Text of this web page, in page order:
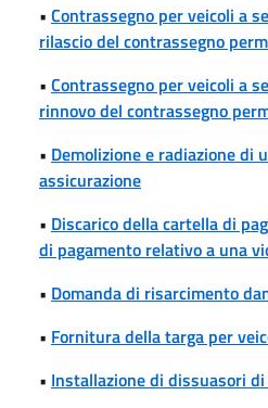
• Contrassegno per veicoli a
rilascio del contrassegno
• Contrassegno per veicoli a
rinnovo del contrassegno
• Demolizione e radiazione di
assicurazione
• Discarico della cartella di
di pagamento relativo a una
• Domanda di risarcimento
• Fornitura della targa per
• Installazione di dissuasori